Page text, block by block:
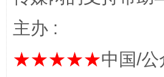
主办 :
★★★★★中国/